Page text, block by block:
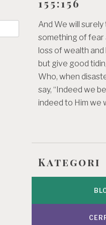
155:156
And We will
something of fear
loss of wealth and
but give good
Who, when
say, “Indeed we
indeed to Him we
Kategori